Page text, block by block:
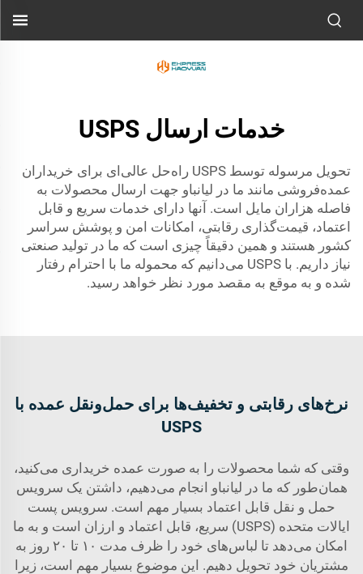
خدمات ارسال USPS
تحویل مرسوله توسط USPS راه‌حل عالی‌ای برای خریداران
عمده‌فروشی مانند ما در لیانباو جهت ارسال محصولات به
فاصله هزاران مایل است. آنها دارای خدمات سریع و قابل
اعتماد، قیمت‌گذاری رقابتی، امکانات امن و پوشش سراسر
کشور هستند و همین دقیقاً چیزی است که ما در تولید صنعتی
نیاز داریم. با USPS می‌دانیم که محموله ما با احترام رفتار
شده و به موقع به مقصد مورد نظر خواهد رسید.
نرخ‌های رقابتی و تخفیف‌ها برای حمل‌ونقل عمده با
USPS
وقتی که شما محصولات را به صورت عمده خریداری می‌کنید،
همان‌طور که ما در لیانباو انجام می‌دهیم، داشتن یک سرویس
حمل و نقل قابل اعتماد بسیار مهم است. سرویس پست
ایالات متحده (USPS) سریع، قابل اعتماد و ارزان است و به ما
امکان می‌دهد تا لباس‌های خود را ظرف مدت ۱۰ تا ۲۰ روز به
مشتریان خود تحویل دهیم. این موضوع بسیار مهم است، زیرا